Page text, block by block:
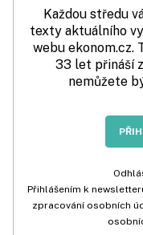
Každou středu
texty aktuálního
webu ekonom.cz.
33 let přináší
nemůžete
Přihlášením k
zpracování osobních